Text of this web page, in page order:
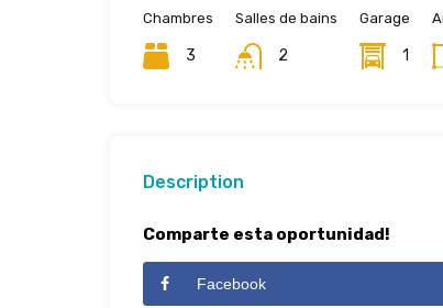
Chambres
3
Salles de bains
2
Garage
1
Description
Comparte esta oportunidad!
Facebook